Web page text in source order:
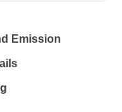
Emission